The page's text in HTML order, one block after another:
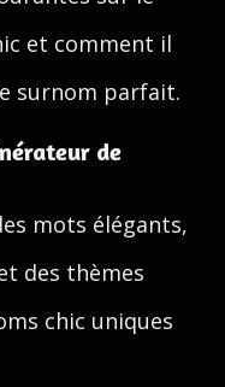
et comment il
surnom parfait.
de
mots élégants,
des thèmes
chic uniques